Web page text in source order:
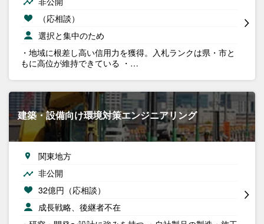
（応相談）
選択と集中のため
・地域に根差し高い信用力を獲得。入札ランクは県・市と
もに高位が維持できている ・…
建築・設備向け環境対策エンジニアリング
関東地方
非公開
32億円（応相談）
成長戦略、後継者不在